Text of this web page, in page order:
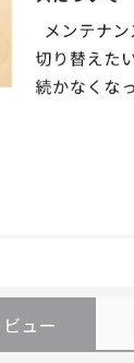
ュー